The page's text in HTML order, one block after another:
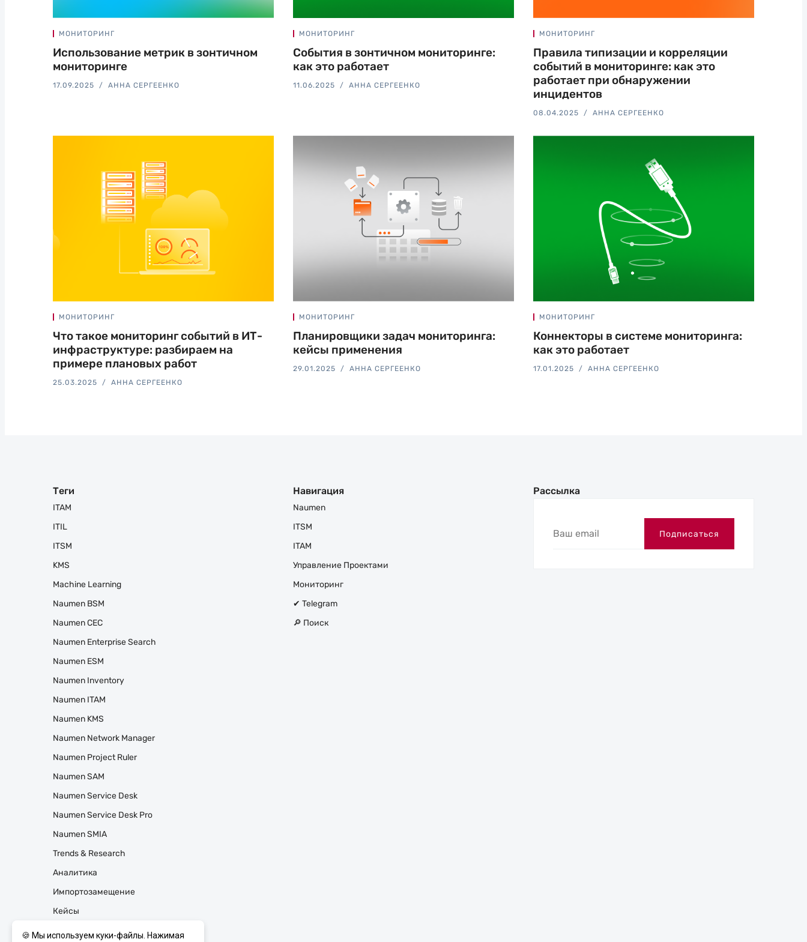
МОНИТОРИНГ
Использование метрик в зонтичном
мониторинге
17.09.2025 АННА СЕРГЕЕНКО
МОНИТОРИНГ
События в зонтичном мониторинге:
как это работает
11.06.2025 АННА СЕРГЕЕНКО
МОНИТОРИНГ
Правила типизации и корреляции
событий в мониторинге: как это
работает при обнаружении
инцидентов
08.04.2025 АННА СЕРГЕЕНКО
МОНИТОРИНГ
Что такое мониторинг событий в ИТ-
инфраструктуре: разбираем на
примере плановых работ
25.03.2025 АННА СЕРГЕЕНКО
МОНИТОРИНГ
Планировщики задач мониторинга:
кейсы применения
29.01.2025 АННА СЕРГЕЕНКО
МОНИТОРИНГ
Коннекторы в системе мониторинга:
как это работает
17.01.2025 АННА СЕРГЕЕНКО
Теги
ITAM
ITIL
ITSM
KMS
Machine Learning
Naumen BSM
Naumen CEC
Naumen Enterprise Search
Naumen ESM
Naumen Inventory
Naumen ITAM
Naumen KMS
Naumen Network Manager
Naumen Project Ruler
Naumen SAM
Naumen Service Desk
Naumen Service Desk Pro
Naumen SMIA
Trends & Research
Аналитика
Импортозамещение
Кейсы
Навигация
Naumen
ITSM
ITAM
Управление Проектами
Мониторинг
✔ Telegram
🔎 Поиск
Рассылка
Ваш
Подписаться
🍪 Мы используем куки-файлы. Нажимая